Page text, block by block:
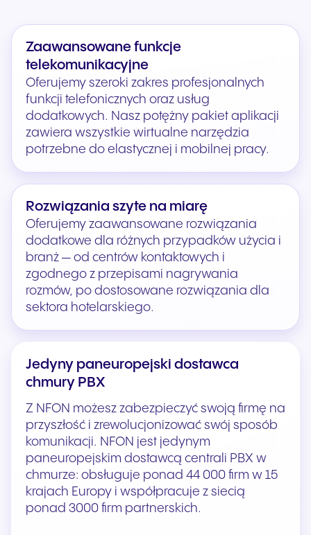
Zaawansowane funkcje
telekomunikacyjne
Oferujemy szeroki zakres profesjonalnych
funkcji telefonicznych oraz usług
dodatkowych. Nasz potężny pakiet aplikacji
zawiera wszystkie wirtualne narzędzia
potrzebne do elastycznej i mobilnej pracy.
Rozwiązania szyte na miarę
Oferujemy zaawansowane rozwiązania
dodatkowe dla różnych przypadków użycia i
branż — od centrów kontaktowych i
zgodnego z przepisami nagrywania
rozmów, po dostosowane rozwiązania dla
sektora hotelarskiego.
Jedyny paneuropejski dostawca
chmury PBX
Z NFON możesz zabezpieczyć swoją firmę na
przyszłość i zrewolucjonizować swój sposób
komunikacji. NFON jest jedynym
paneuropejskim dostawcą centrali PBX w
chmurze: obsługuje ponad 44 000 firm w 15
krajach Europy i współpracuje z siecią
ponad 3000 firm partnerskich.